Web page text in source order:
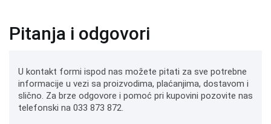
Pitanja i odgovori
U kontakt formi ispod nas možete pitati za sve potrebne
informacije u vezi sa proizvodima, plaćanjima, dostavom i
slično. Za brze odgovore i pomoć pri kupovini pozovite nas
telefonski na 033 873 872.